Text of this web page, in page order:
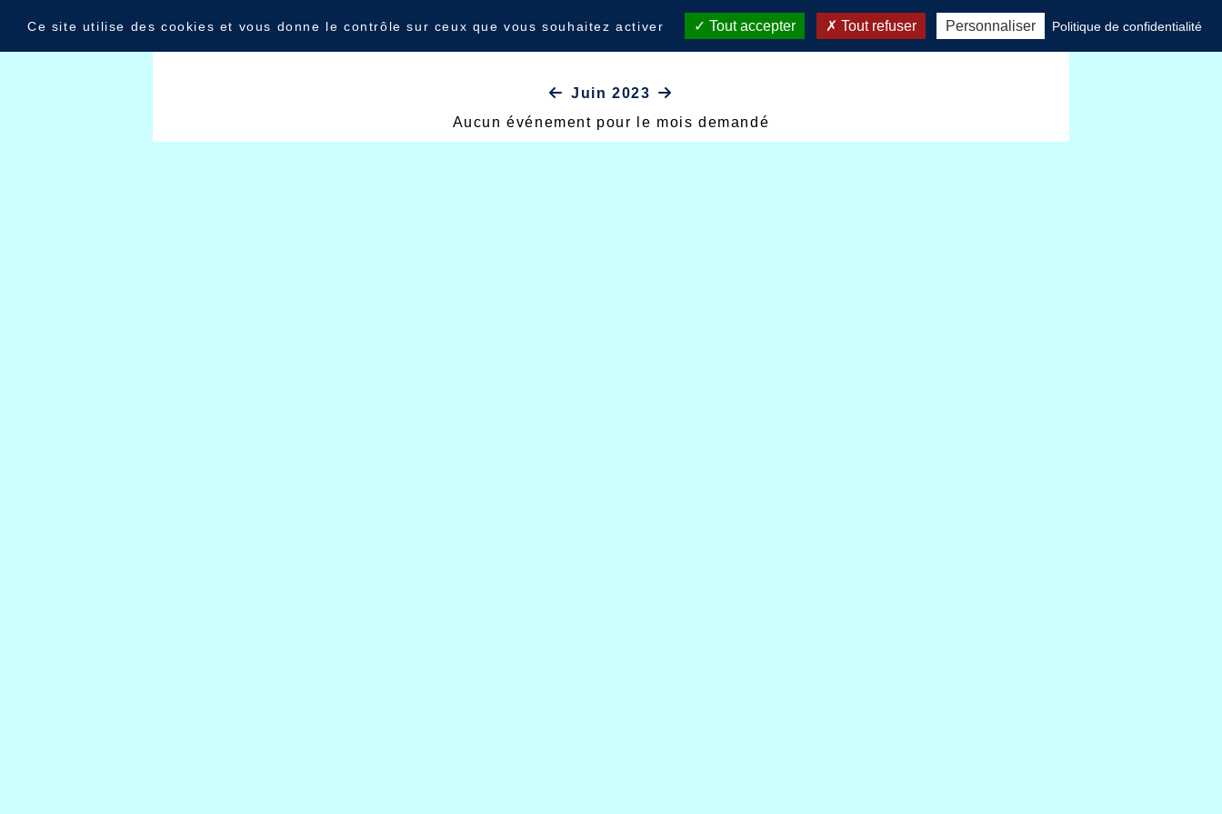
Agenda : Juin 2023
Juin 2023
Aucun événement pour le mois demandé
Ce site utilise des cookies et vous donne le contrôle sur ceux que vous souhaitez activer Tout accepter Tout refuser Personnaliser Politique de confidentialité